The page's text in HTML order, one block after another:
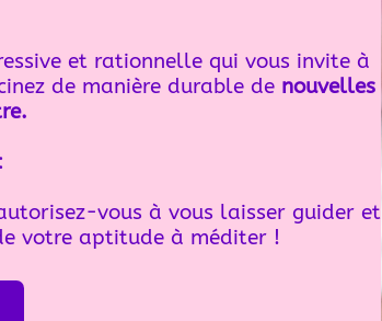
et rationnelle qui vous invite à
de manière durable de nouvelles
vous à vous laisser guider et
votre aptitude à méditer !